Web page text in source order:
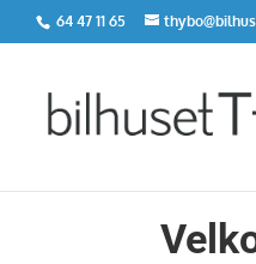
64 47 11 65